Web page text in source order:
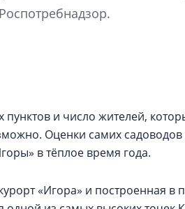
и число жителей,
Оценки самих садоводов
в тёплое время года.
«Игора» и построенная в